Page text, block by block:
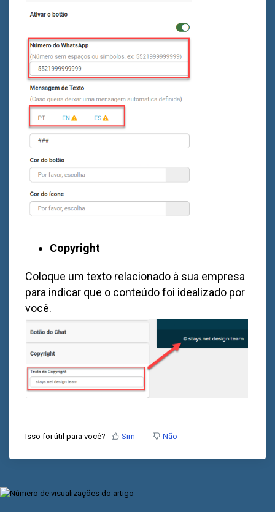
Copyright
Coloque um texto relacionado à sua empresa
para indicar que o conteúdo foi idealizado por
você.
Isso foi útil para você? Sim Não